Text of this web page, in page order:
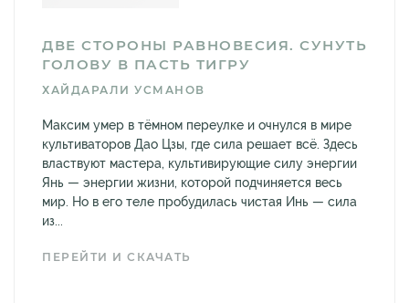
ДВЕ СТОРОНЫ РАВНОВЕСИЯ. СУНУТЬ
ГОЛОВУ В ПАСТЬ ТИГРУ
ХАЙДАРАЛИ УСМАНОВ
Максим умер в тёмном переулке и очнулся в мире
культиваторов Дао Цзы, где сила решает всё. Здесь
властвуют мастера, культивирующие силу энергии
Янь — энергии жизни, которой подчиняется весь
мир. Но в его теле пробудилась чистая Инь — сила
из...
ПЕРЕЙТИ И СКАЧАТЬ